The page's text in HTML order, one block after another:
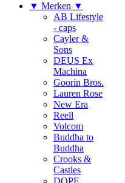
▼ Merken ▼
AB Lifestyle
- caps
Cayler &
Sons
DEUS Ex
Machina
Goorin Bros.
Lauren Rose
New Era
Reell
Volcom
Buddha to
Buddha
Crooks &
Castles
DOPE